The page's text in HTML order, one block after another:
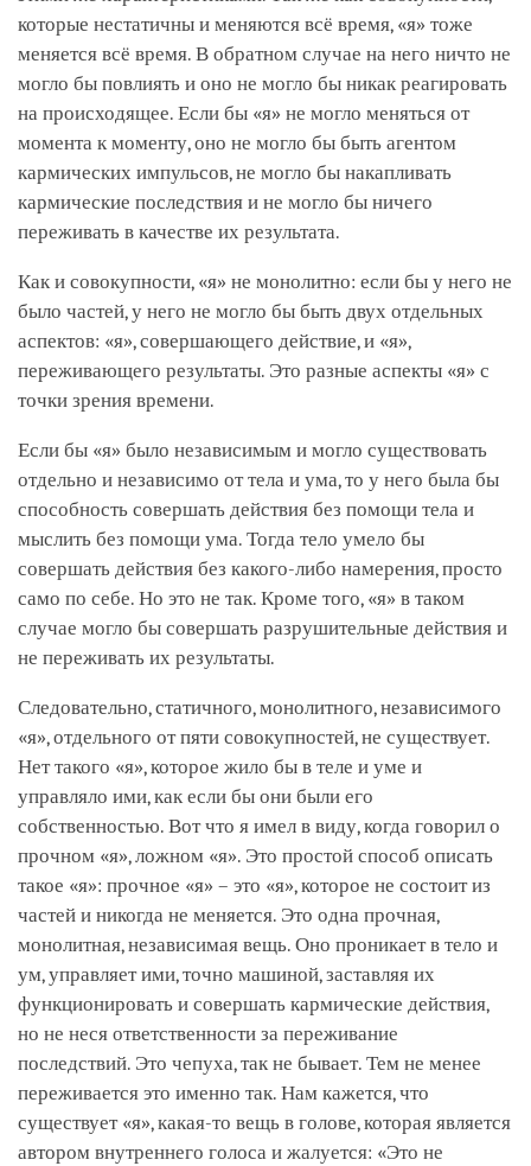
которые нестатичны и меняются всё время, «я» тоже
меняется всё время. В обратном случае на него ничто не
могло бы повлиять и оно не могло бы никак реагировать
на происходящее. Если бы «я» не могло меняться от
момента к моменту, оно не могло бы быть агентом
кармических импульсов, не могло бы накапливать
кармические последствия и не могло бы ничего
переживать в качестве их результата.
Как и совокупности, «я» не монолитно: если бы у него не
было частей, у него не могло бы быть двух отдельных
аспектов: «я», совершающего действие, и «я»,
переживающего результаты. Это разные аспекты «я» с
точки зрения времени.
Если бы «я» было независимым и могло существовать
отдельно и независимо от тела и ума, то у него была бы
способность совершать действия без помощи тела и
мыслить без помощи ума. Тогда тело умело бы
совершать действия без какого-либо намерения, просто
само по себе. Но это не так. Кроме того, «я» в таком
случае могло бы совершать разрушительные действия и
не переживать их результаты.
Следовательно, статичного, монолитного, независимого
«я», отдельного от пяти совокупностей, не существует.
Нет такого «я», которое жило бы в теле и уме и
управляло ими, как если бы они были его
собственностью. Вот что я имел в виду, когда говорил о
прочном «я», ложном «я». Это простой способ описать
такое «я»: прочное «я» – это «я», которое не состоит из
частей и никогда не меняется. Это одна прочная,
монолитная, независимая вещь. Оно проникает в тело и
ум, управляет ими, точно машиной, заставляя их
функционировать и совершать кармические действия,
но не неся ответственности за переживание
последствий. Это чепуха, так не бывает. Тем не менее
переживается это именно так. Нам кажется, что
существует «я», какая-то вещь в голове, которая является
автором внутреннего голоса и жалуется: «Это не